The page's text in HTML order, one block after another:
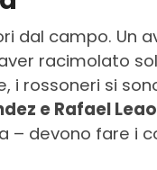
dal campo. Un
racimolato
i rossoneri si
e Rafael Leao
– devono fare i